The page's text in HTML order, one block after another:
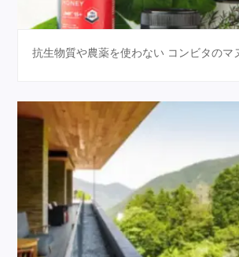
抗生物質や農薬を使わない コンビタのマ